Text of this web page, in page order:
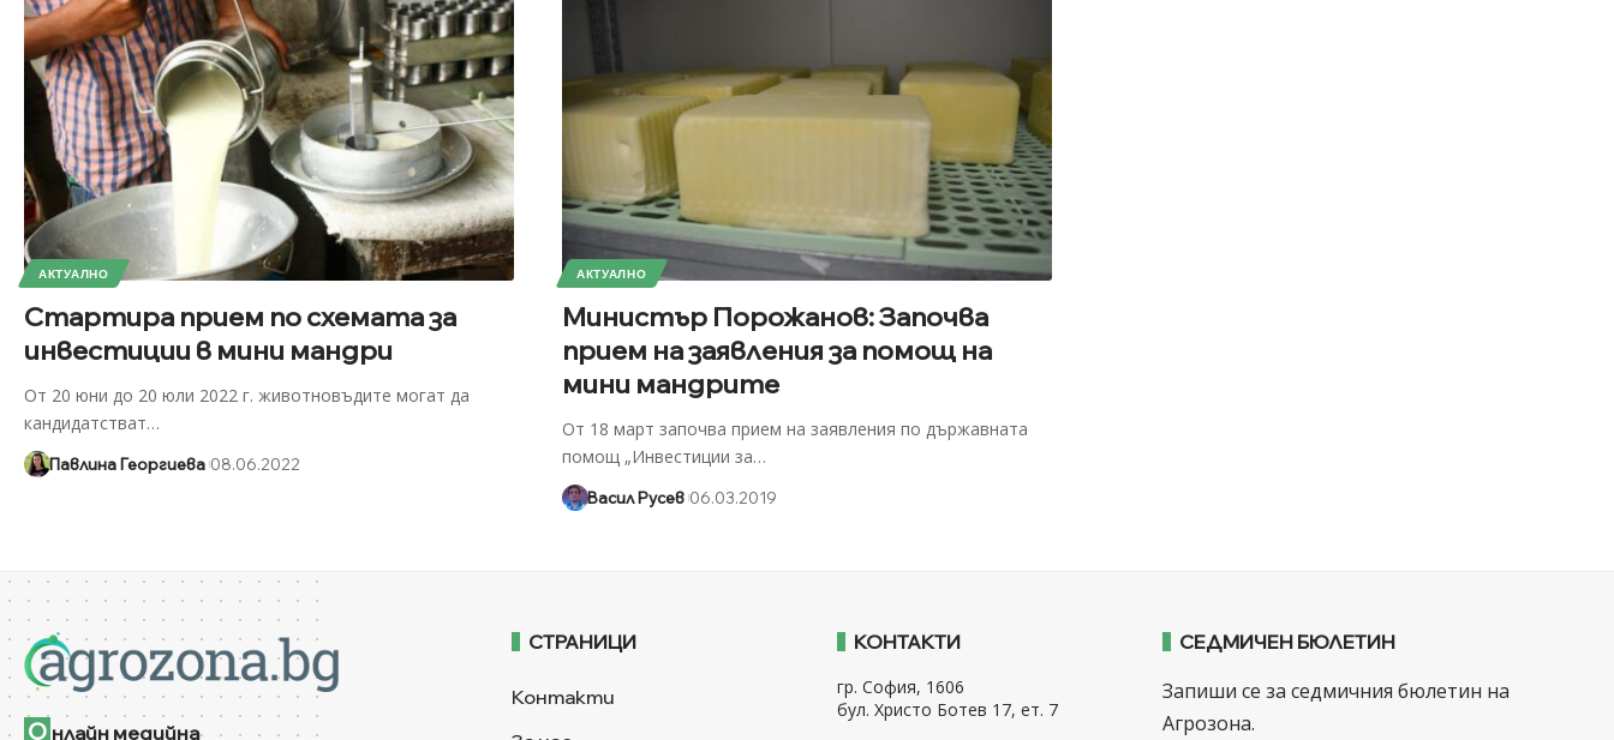
АКТУАЛНО
Стартира прием по схемата за
инвестиции в мини мандри
От 20 юни до 20 юли 2022 г. животновъдите могат да
кандидатстват…
Павлина Георгиева 08.06.2022
АКТУАЛНО
Министър Порожанов: Започва
прием на заявления за помощ на
мини мандрите
От 18 март започва прием на заявления по държавната
помощ „Инвестиции за…
Васил Русев 06.03.2019
О нлайн медийна
СТРАНИЦИ
Контакти
КОНТАКТИ
гр. София, 1606
бул. Христо Ботев 17, ет. 7
СЕДМИЧЕН БЮЛЕТИН
Запиши се за седмичния бюлетин на
Агрозона.